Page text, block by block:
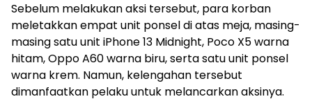
Sebelum melakukan aksi tersebut, para korban
meletakkan empat unit ponsel di atas meja, masing-
masing satu unit iPhone 13 Midnight, Poco X5 warna
hitam, Oppo A60 warna biru, serta satu unit ponsel
warna krem. Namun, kelengahan tersebut
dimanfaatkan pelaku untuk melancarkan aksinya.